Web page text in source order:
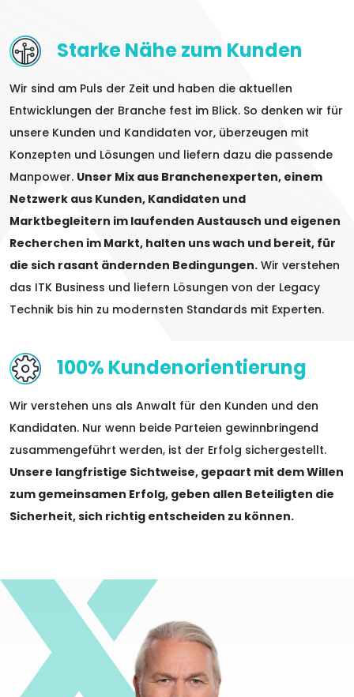
Starke Nähe zum Kunden
Wir sind am Puls der Zeit und haben die aktuellen
Entwicklungen der Branche fest im Blick. So denken wir für
unsere Kunden und Kandidaten vor, überzeugen mit
Konzepten und Lösungen und liefern dazu die passende
Manpower. Unser Mix aus Branchenexperten, einem
Netzwerk aus Kunden, Kandidaten und
Marktbegleitern im laufenden Austausch und eigenen
Recherchen im Markt, halten uns wach und bereit, für
die sich rasant ändernden Bedingungen. Wir verstehen
das ITK Business und liefern Lösungen von der Legacy
Technik bis hin zu modernsten Standards mit Experten.
100% Kundenorientierung
Wir verstehen uns als Anwalt für den Kunden und den
Kandidaten. Nur wenn beide Parteien gewinnbringend
zusammengeführt werden, ist der Erfolg sichergestellt.
Unsere langfristige Sichtweise, gepaart mit dem Willen
zum gemeinsamen Erfolg, geben allen Beteiligten die
Sicherheit, sich richtig entscheiden zu können.